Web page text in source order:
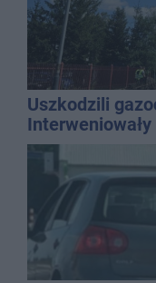
Uszkodzili
Interweniowały